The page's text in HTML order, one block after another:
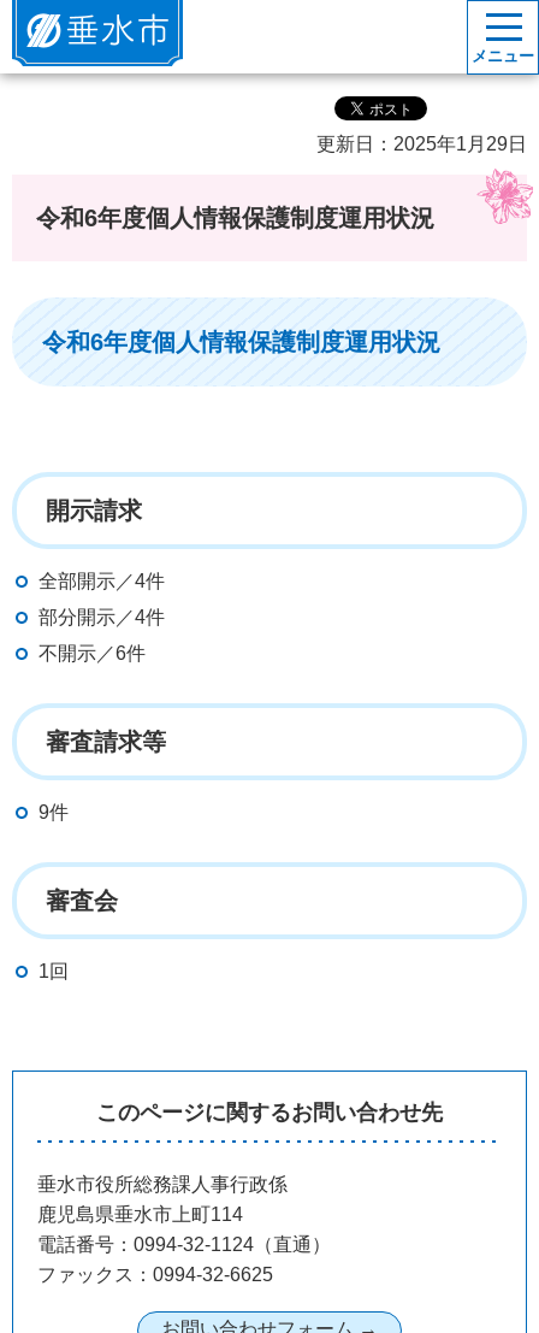
垂水市
メニュー
更新日：2025年1月29日
令和6年度個人情報保護制度運用状況
令和6年度個人情報保護制度運用状況
開示請求
全部開示／4件
部分開示／4件
不開示／6件
審査請求等
9件
審査会
1回
このページに関するお問い合わせ先
垂水市役所総務課人事行政係
鹿児島県垂水市上町114
電話番号：0994-32-1124（直通）
ファックス：0994-32-6625